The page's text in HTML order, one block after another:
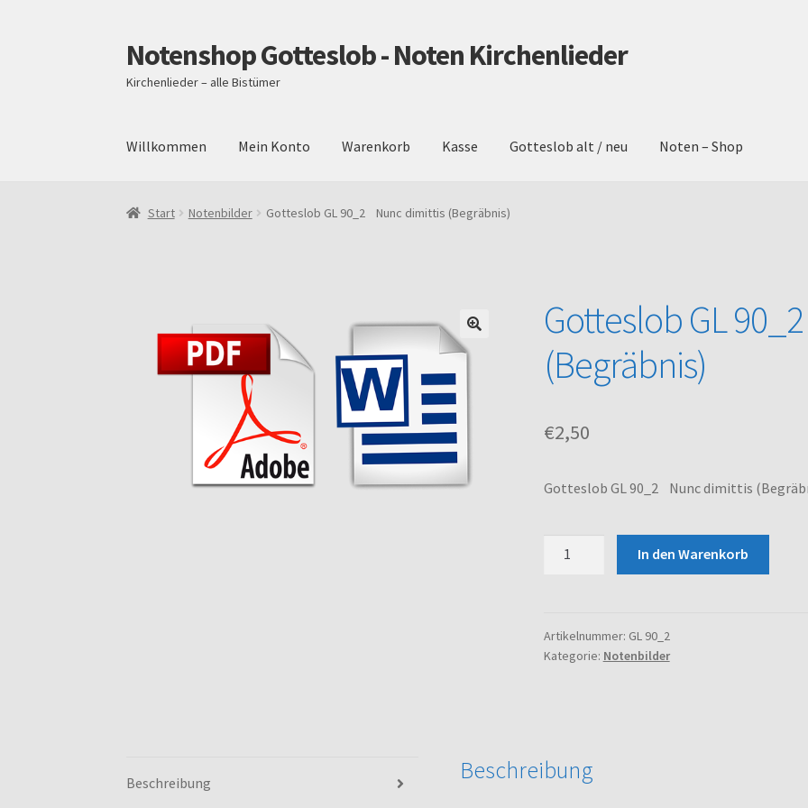
Zur
Navigation
springen
Zum
Inhalt
springen
Notenshop Gotteslob - Noten Kirchenlieder
Kirchenlieder – alle Bistümer
Willkommen Mein Konto Warenkorb Kasse Gotteslob alt / neu Noten – Shop
Start AGB Blog Cookie-Richtlinie (EU) Datenschutz Gotteslob alt / neu
Start Notenbilder Gotteslob GL 90_2 Nunc dimittis (Begräbnis)
Gotteslob GL
(Begräbnis)
€2,50
Gotteslob GL 90_2 Nunc dimittis
dimittis
(Begräbnis)
In den Warenkorb
Artikelnummer: GL 90_2
Kategorie: Notenbilder
Beschreibung Beschreibung